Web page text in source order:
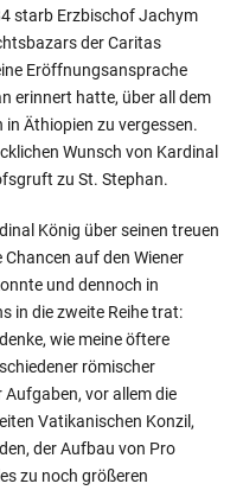
starb Erzbischof Jachym
der Caritas
Eröffnungsansprache
erinnert hatte, über all dem
Äthiopien zu vergessen.
Wunsch von Kardinal
zu St. Stephan.
König über seinen treuen
auf den Wiener
und dennoch in
in die zweite Reihe trat:
wie meine öftere
römischer
vor allem die
Vatikanischen Konzil,
der Aufbau von Pro
zu noch größeren